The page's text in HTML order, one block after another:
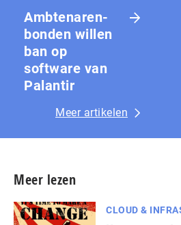
Amb­te­na­ren­
bon­den willen
ban op
software van
Palantir
Meer artikelen
Meer lezen
CLOUD &